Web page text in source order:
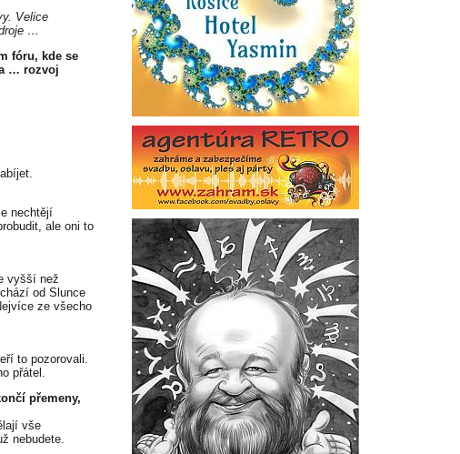
Velice
…
fóru, kde se
… rozvoj
nechtějí
ale oni to
vyšší než
od Slunce
ze všecho
to pozorovali.
přátel.
přemeny,
vše
nebudete.